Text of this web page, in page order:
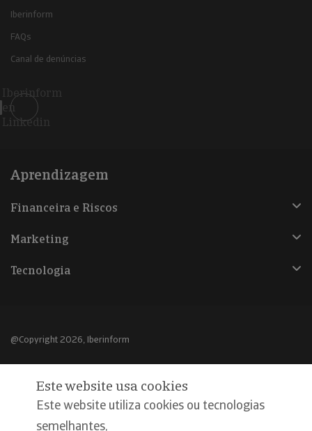
Iberinform
FAQs
Canal de denúncias
Iberinform
en
Linkedin
Aprendizagem
Financeira e Riscos
Marketing
Tecnologia
@Copyright 2026, Iberinform
Declaração de privacidade
Este website usa cookies
Este website utiliza cookies ou tecnologias
semelhantes,